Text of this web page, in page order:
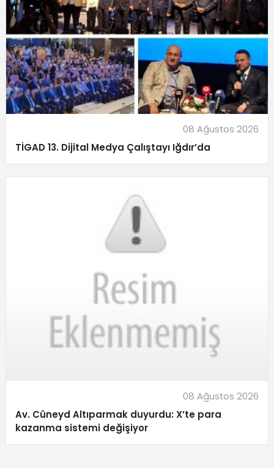
08 Ağustos 2026
TİGAD 13. Dijital Medya Çalıştayı Iğdır’da
08 Ağustos 2026
Av. Cüneyd Altıparmak duyurdu: X’te para
kazanma sistemi değişiyor